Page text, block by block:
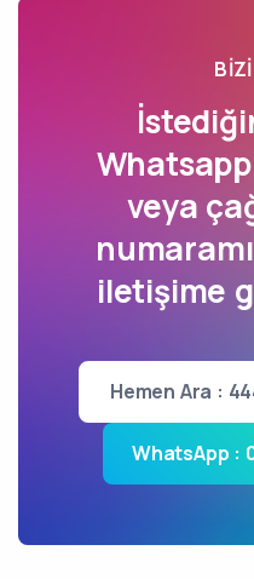
veya
iletişime
Hemen Ara :
WhatsApp :